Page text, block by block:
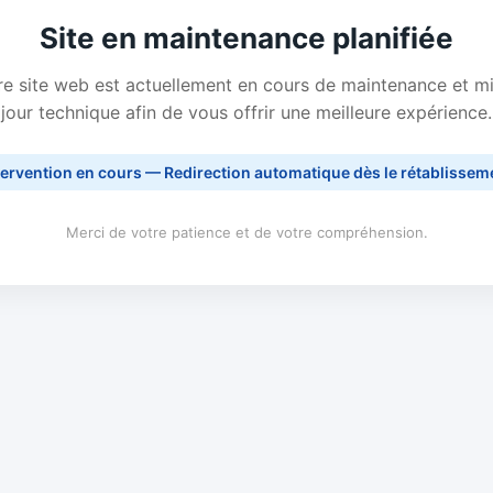
Site en maintenance planifiée
site web est actuellement en cours de maintenance et
jour technique afin de vous offrir une meilleure expérience.
en cours — Redirection automatique dès le
Merci de votre patience et de votre compréhension.